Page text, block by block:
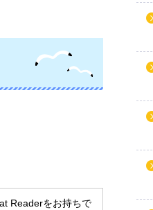
Readerをお持ちで